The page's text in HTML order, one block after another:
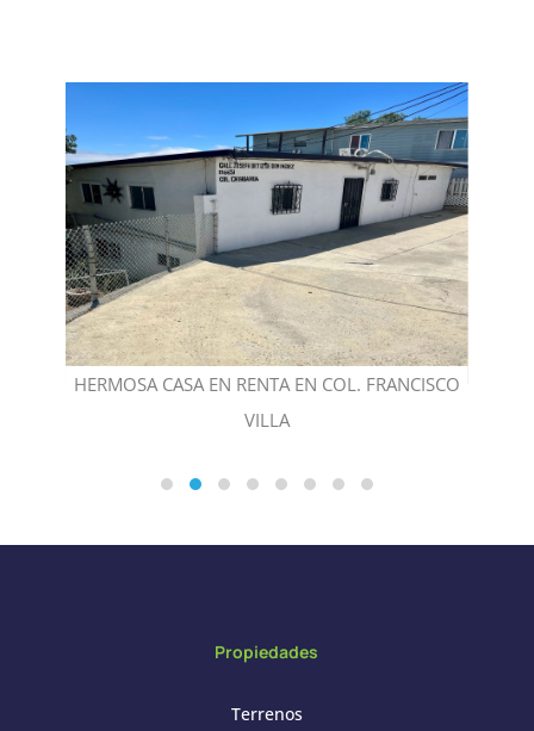
HERMOSA CASA EN RENTA EN COL. FRANCISCO
VILLA
Propiedades
Terrenos